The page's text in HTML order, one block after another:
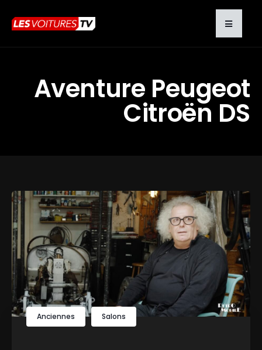
Aventure Peugeot
Citroën DS
Anciennes Salons